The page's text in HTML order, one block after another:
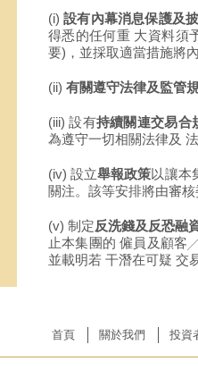
(i)設有內幕消息保護及
得悉的任何重 大資料須
要)，並採取適當措施將
(ii) 有關遵守法律及監管
(iii) 設有持續關連交易合
為遵守一切相關法律及
(iv) 設立舉報政策以讓本
關注。該等安排將由審
(v) 制定反洗錢及反恐融
止本集團的 僱員及顧
並載明若 干潛在可疑
首頁 關於我們 投資